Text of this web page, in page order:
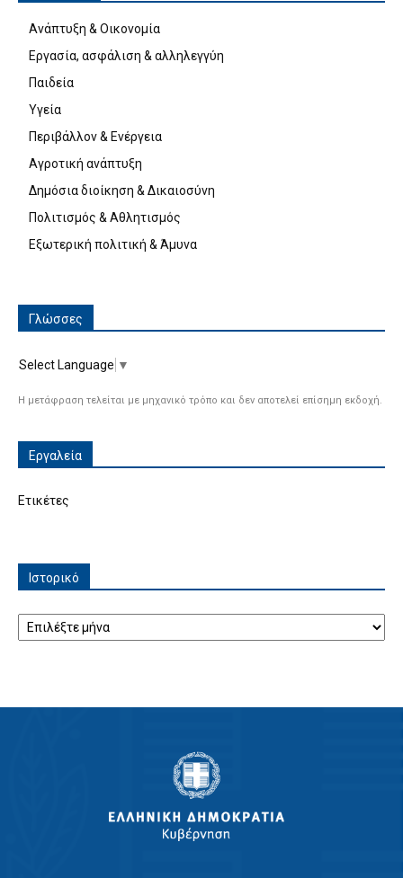
Ανάπτυξη & Οικονομία
Εργασία, ασφάλιση & αλληλεγγύη
Παιδεία
Υγεία
Περιβάλλον & Ενέργεια
Αγροτική ανάπτυξη
Δημόσια διοίκηση & Δικαιοσύνη
Πολιτισμός & Αθλητισμός
Εξωτερική πολιτική & Άμυνα
Γλώσσες
Select Language ▼
Η μετάφραση τελείται με μηχανικό τρόπο και δεν αποτελεί επίσημη εκδοχή.
Εργαλεία
Ετικέτες
Ιστορικό